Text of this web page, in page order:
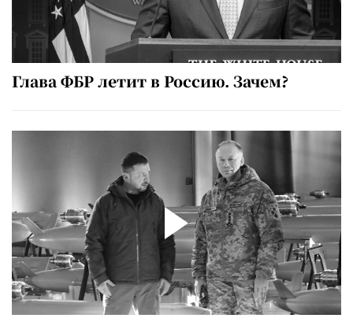
Глава ФБР летит в Россию. Зачем?